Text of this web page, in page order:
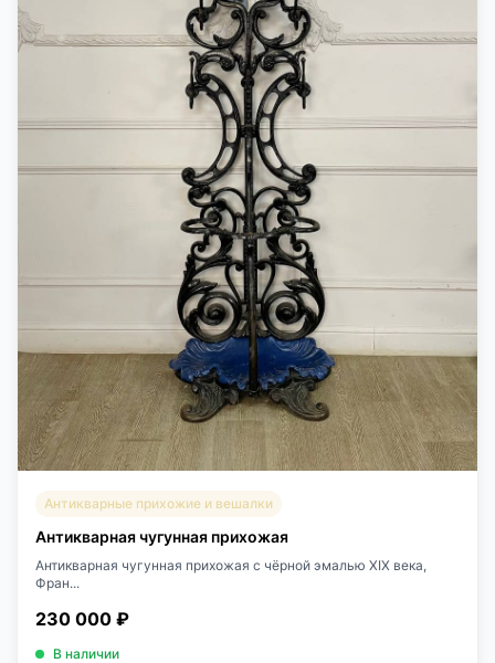
Антикварные прихожие и вешалки
Антикварная чугунная прихожая
Антикварная чугунная прихожая с чёрной эмалью XIX века,
Фран...
230 000 ₽
В наличии